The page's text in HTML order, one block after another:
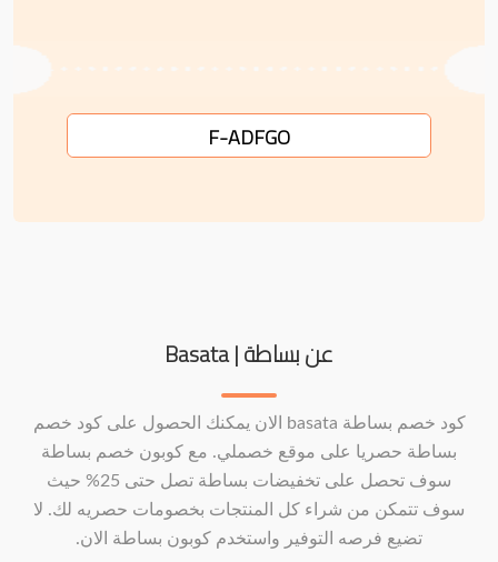
F-ADFGO
عن بساطة | Basata
كود خصم بساطة basata الان يمكنك الحصول على كود خصم
بساطة حصريا على موقع خصملي. مع كوبون خصم بساطة
سوف تحصل على تخفيضات بساطة تصل حتى 25% حيث
سوف تتمكن من شراء كل المنتجات بخصومات حصريه لك. لا
تضيع فرصه التوفير واستخدم كوبون بساطة الان.